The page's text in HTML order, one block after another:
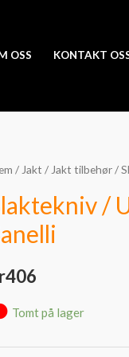
OSS KONTAKT
/ Jakt / Jakt tilbehør/
/
406
Tomt på lager